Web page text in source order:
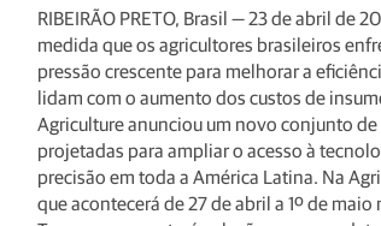
RIBEIRÃO PRETO, Brasil — 23 de abril de
medida que os agricultores brasileiros
pressão crescente para melhorar a
lidam com o aumento dos custos de
Agriculture anunciou um novo conjunto
projetadas para ampliar o acesso à
precisão em toda a América Latina. Na
que acontecerá de 27 de abril a 1º de maio